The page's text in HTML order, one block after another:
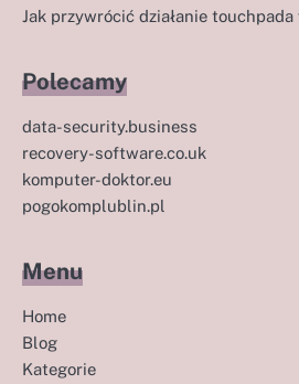
Jak przywrócić działanie
Polecamy
data-security.business
recovery-software.co.uk
komputer-doktor.eu
pogokomplublin.pl
Menu
Home
Blog
Kategorie